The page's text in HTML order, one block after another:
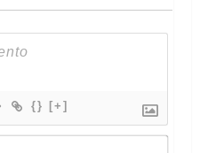
{} [+]